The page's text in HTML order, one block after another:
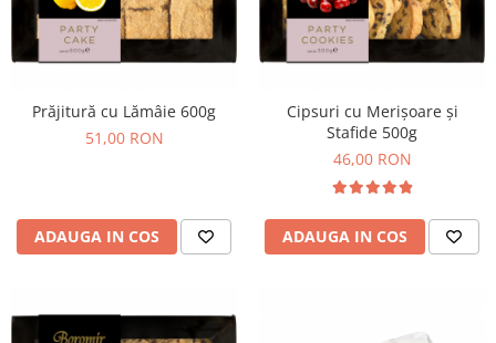
Produse de gătit
Malai
Patiserie congelata
Pizza congelata
Horeca
Prăjitură cu Lămâie 600g
51,00 RON
ADAUGA IN COS
Cipsuri cu Merișoare și
Stafide 500g
46,00 RON
ADAUGA IN COS